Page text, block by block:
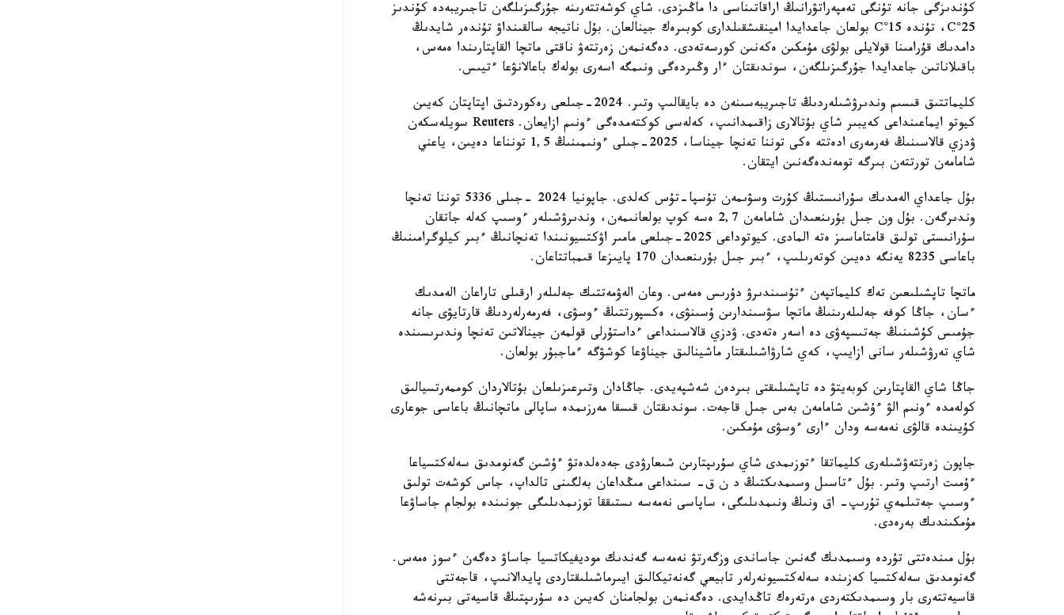
كۇندىزگى جانە تۇنگى تەمپەراتۋرانىڭ اراقاتىناسى دا ماڭىزدى. شاي كوشەتتەرىنە جۇرگىزىلگەن تاجىريبەدە كۇندىز
25°C، تۇندە 15°C بولعان جاعدايدا امينقىشقىلدارى كوبىرەك جينالعان. بۇل ناتيجە سالقىنداۋ تۇندەر شايدىڭ
دامدىك قۇرامىنا قولايلى بولۋى مۇمكىن ەكەنىن كورسەتەدى. دەگەنمەن زەرتتەۋ ناقتى ماتچا القاپتارىندا ەمەس،
باقىلاناتىن جاعدايدا جۇرگىزىلگەن، سوندىقتان ءار وڭىردەگى ونىمگە اسەرى بولەك باعالانۋعا ءتيىس.
كليماتتىق قىسىم وندىرۋشىلەردىڭ تاجىريبەسىنەن دە بايقالىپ وتىر. 2024-جىلعى رەكوردتىق اپتاپتان كەيىن
كيوتو ايماعىنداعى كەيبىر شاي بۇتالارى زاقىمدانىپ، كەلەسى كوكتەمدەگى ءونىم ازايعان. Reuters سويلەسكەن
ۋدزي قالاسىنىڭ فەرمەرى ادەتتە ەكى توننا تەنچا جيناسا، 2025-جىلى ءونىمىنىڭ 1,5 تونناعا دەيىن، ياعني
شامامەن تورتتەن بىرگە تومەندەگەنىن ايتقان.
بۇل جاعداي الەمدىك سۇرانىستىڭ كۇرت وسۋىمەن تۇسپا-تۇس كەلدى. جاپونيا 2024 -جىلى 5336 توننا تەنچا
وندىرگەن. بۇل ون جىل بۇرىنعىدان شامامەن 2,7 ەسە كوپ بولعانىمەن، وندىرۋشىلەر ءوسىپ كەلە جاتقان
سۇرانىستى تولىق قامتاماسىز ەتە المادى. كيوتوداعى 2025-جىلعى مامىر اۋكتسيونىندا تەنچانىڭ ءبىر كيلوگرامىنىڭ
باعاسى 8235 يەنگە دەيىن كوتەرىلىپ، ءبىر جىل بۇرىنعىدان 170 پايىزعا قىمباتتاعان.
ماتچا تاپشىلىعىن تەك كليماتپەن ءتۇسىندىرۋ دۇرىس ەمەس. وعان الەۋمەتتىك جەلىلەر ارقىلى تاراعان الەمدىك
ءسان، جاڭا كوفە جەلىلەرىنىڭ ماتچا سۋسىندارىن ۇسىنۋى، ەكسپورتتىڭ ءوسۋى، فەرمەرلەردىڭ قارتايۋى جانە
جۇمىس كۇشىنىڭ جەتىسپەۋى دە اسەر ەتەدى. ۋدزي قالاسىنداعى ءداستۇرلى قولمەن جينالاتىن تەنچا وندىرىسىندە
شاي تەرۋشىلەر سانى ازايىپ، كەي شارۋاشىلىقتار ماشينالىق جيناۋعا كوشۋگە ءماجبۇر بولعان.
جاڭا شاي القاپتارىن كوبەيتۋ دە تاپشىلىقتى بىردەن شەشپەيدى. جاڭادان وتىرعىزىلعان بۇتالاردان كوممەرتسيالىق
كولەمدە ءونىم الۋ ءۇشىن شامامەن بەس جىل قاجەت. سوندىقتان قىسقا مەرزىمدە ساپالى ماتچانىڭ باعاسى جوعارى
كۇيىندە قالۋى نەمەسە ودان ءارى ءوسۋى مۇمكىن.
جاپون زەرتتەۋشىلەرى كليماتقا ءتوزىمدى شاي سۇرىپتارىن شىعارۋدى جەدەلدەتۋ ءۇشىن گەنومدىق سەلەكتسياعا
ءۇمىت ارتىپ وتىر. بۇل ءتاسىل وسىمدىكتىڭ د ن ق- سىنداعى مىڭداعان بەلگىنى تالداپ، جاس كوشەت تولىق
ءوسىپ جەتىلمەي تۇرىپ- اق ونىڭ ونىمدىلىگى، ساپاسى نەمەسە ىستىققا توزىمدىلىگى جونىندە بولجام جاساۋعا
مۇمكىندىك بەرەدى.
بۇل مىندەتتى تۇردە وسىمدىك گەنىن جاساندى وزگەرتۋ نەمەسە گەندىك موديفيكاتسيا جاساۋ دەگەن ءسوز ەمەس.
گەنومدىق سەلەكتسيا كەزىندە سەلەكتسيونەرلەر تابيعي گەنەتيكالىق ايىرماشىلىقتاردى پايدالانىپ، قاجەتتى
قاسيەتتەرى بار وسىمدىكتەردى ەرتەرەك تاڭدايدى. دەگەنمەن بولجامنان كەيىن دە سۇرىپتىڭ قاسيەتى بىرنەشە